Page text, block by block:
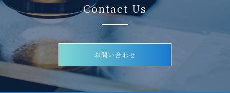
Contact Us
お問い合わせ